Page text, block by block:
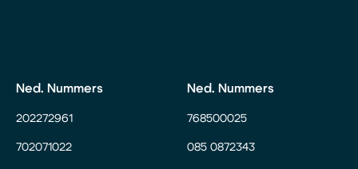
Ned. Nummers
202272961
702071022
Ned. Nummers
768500025
085 0872343